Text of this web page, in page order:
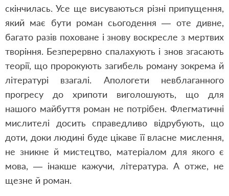
скінчилась. Усе ще висуваються різні припущення,
який має бути роман сьогодення — оте дивне,
багато разів поховане і знову воскресле з мертвих
творіння. Безперервно спалахують і знов згасають
теорії, що пророкують загибель роману зокрема й
літературі взагалі. Апологети невблаганного
прогресу до хрипоти виголошують, що для
нашого майбуття роман не потрібен. Флегматичні
мислителі досить справедливо відрубують, що
доти, доки людині буде цікаве її власне мислення,
не зникне й мистецтво, матеріалом для якого є
мова, — інакше кажучи, література. А отже, не
щезне й роман.